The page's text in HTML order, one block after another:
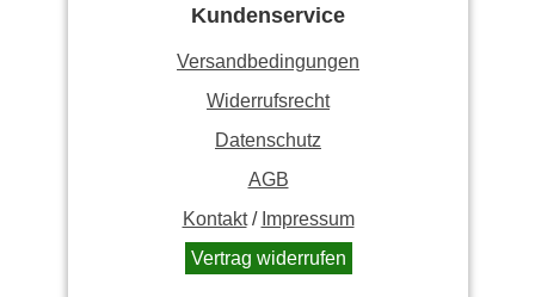
Kundenservice
Versandbedingungen
Widerrufsrecht
Datenschutz
AGB
Kontakt/ Impressum
Vertrag widerrufen